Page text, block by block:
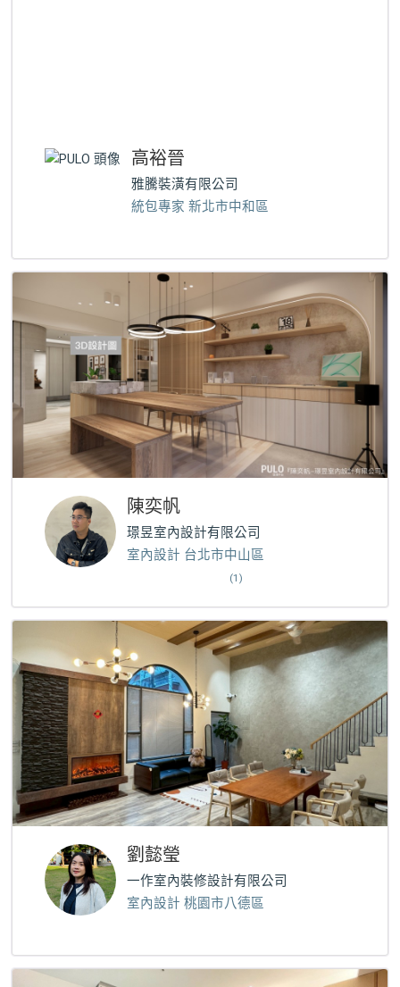
高裕晉
雅騰裝潢有限公司
統包專家 新北市中和區
陳奕帆
璟昱室內設計有限公司
室內設計 台北市中山區
(1)
劉懿瑩
一作室內裝修設計有限公司
室內設計 桃園市八德區